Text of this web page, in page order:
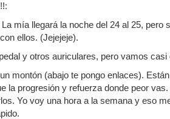
mía llegará la noche del 24 al 25,
ellos. (Jejejeje).
y otros auriculares, pero vamos casi
montón (abajo te pongo enlaces).
la progresión y refuerza donde peor
Yo voy una hora a la semana y eso